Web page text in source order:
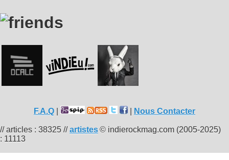
F.A.Q Nous Contacter
© indierockmag.com (2005-2025)
// articles : 38325 //artistes
: 11113